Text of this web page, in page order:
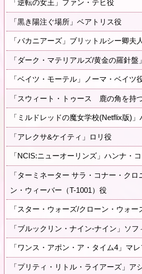
「逆転の女王」ファン・テヒ役
「黒き陽注ぐ場所」ベアトリス役
「バカニアーズ」ブリットルシー卿夫
「ダーク・マテリアルズ/黄金の羅針
「ベイツ・モーテル」ノーマ・ベイツ
「スウィート・トゥース 鹿の角を持
「ミルドレッドの魔女学校(Netflix版)
「アレクサ&ケイティ」ロリ役
「NCIS:ニューオーリンズ」ハンナ・
「ターミネーター サラ・コナー・クロ
ン・ウィーバー（T-1001）役
「スター・ウォーズ/クローン・ウォ
「ブルックリン・ナイン-ナイン」ソフ
「ワンス・アポン・ア・タイム4」マ
「プリティ・リトル・ライアーズ」ア